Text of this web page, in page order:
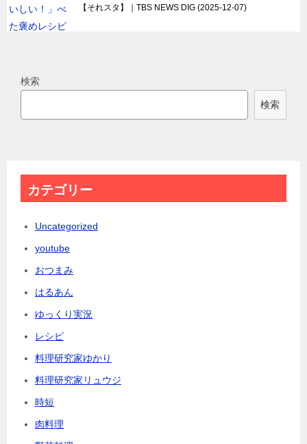
【それスタ】｜TBS NEWS DIG 2025-12-07
検索
検索
カテゴリー
Uncategorized
youtube
おつまみ
はるあん
ゆっくり実況
レシピ
料理研究家ゆかり
料理研究家リュウジ
時短
肉料理